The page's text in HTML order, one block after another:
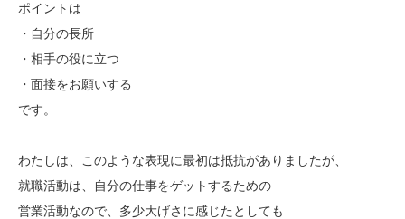
ポイントは
・自分の長所
・相手の役に立つ
・面接をお願いする
です。
わたしは、このような表現に最初は抵抗がありましたが、
就職活動は、自分の仕事をゲットするための
営業活動なので、多少大げさに感じたとしても